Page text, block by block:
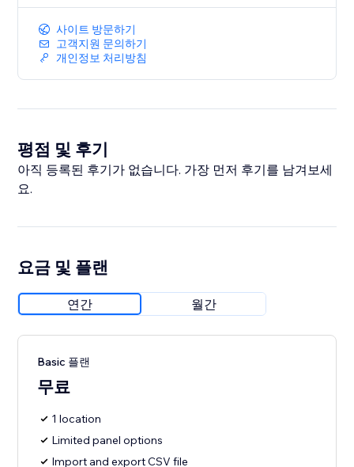
사이트 방문하기
고객지원 문의하기
개인정보 처리방침
평점 및 후기
아직 등록된 후기가 없습니다. 가장 먼저 후기를 남겨보세
요.
요금 및 플랜
연간 월간
Basic 플랜
무료
1 location
Limited panel options
Import and export CSV file